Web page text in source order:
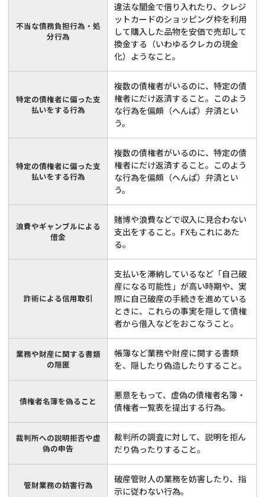
不当な債務負担行為・処
分行為
違法な闇金で借り入れたり、クレジ
ットカードのショッピング枠を利用
して購入した品物を安価で売却して
換金する（いわゆるクレカの現金
化）ようなこと。
特定の債権者に偏った支
払いをする行為
複数の債権者がいるのに、特定の債
権者にだけ返済すること。このよう
な行為を偏頗（へんぱ）弁済とい
う。
特定の債権者に偏った支
払いをする行為
複数の債権者がいるのに、特定の債
権者にだけ返済すること。このよう
な行為を偏頗（へんぱ）弁済とい
う。
浪費やギャンブルによる
借金
賭博や浪費などで収入に見合わない
支出をすること。FXもこれにあた
る。
詐術による信用取引
支払いを滞納しているなど「自己破
産になる可能性」が高い時期や、実
際に自己破産の手続きを進めている
ときに、これらの事実を隠して債権
者から借入などをおこなうこと。
業務や財産に関する書類
の隠匿
帳簿など業務や財産に関する書類
を、隠したり偽造したりすること。
債権者名簿を偽ること
悪意をもって、虚偽の債権者名簿・
債権者一覧表を提出する行為。
裁判所への説明拒否や虚
偽の申告
裁判所の調査に対して、説明を拒ん
だり偽ったりすること。
管財業務の妨害行為
破産管財人の業務を妨害したり、指
示に従わない行為。